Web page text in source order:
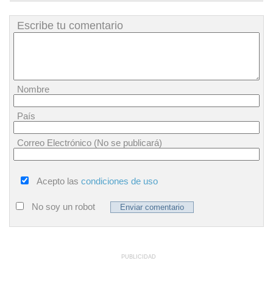
Escribe tu comentario
Nombre
País
Correo Electrónico (No se publicará)
Acepto las condiciones de uso
No soy un robot
PUBLICIDAD